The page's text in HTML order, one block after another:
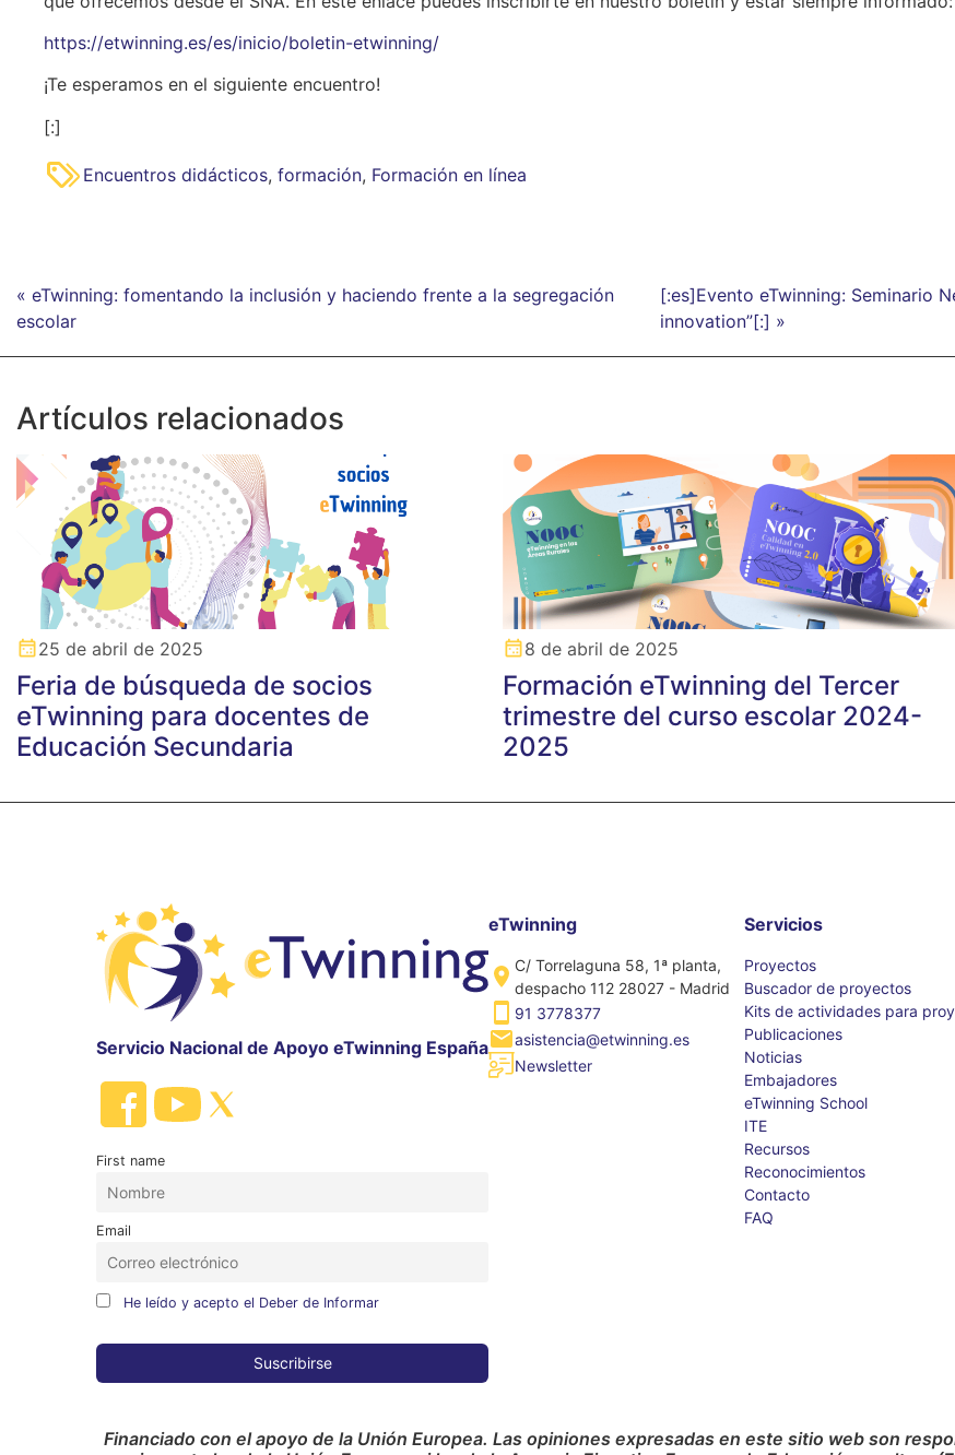
https://etwinning.es/es/inicio/boletin-etwinning/
¡Te esperamos en el siguiente encuentro!
[:]
Encuentros didácticos, formación, Formación en línea
« eTwinning: fomentando la inclusión y haciendo frente a la segregación
escolar
[:es]Evento eTwinning: Seminario
innovation”[:] »
Artículos relacionados
25 de abril de 2025
Feria de búsqueda de socios
eTwinning para docentes de
Educación Secundaria
8 de abril de 2025
Formación eTwinning del Tercer
trimestre del curso escolar 2024-
2025
Servicio Nacional de Apoyo eTwinning España
First name
Email
He leído y acepto el Deber de Informar
eTwinning
C/ Torrelaguna 58, 1ª planta,
despacho 112 28027 - Madrid
91 3778377
asistencia@etwinning.es
Newsletter
Servicios
Proyectos
Buscador de proyectos
Kits de actividades para
Publicaciones
Noticias
Embajadores
eTwinning School
ITE
Recursos
Reconocimientos
Contacto
FAQ
Financiado con el apoyo de la Unión Europea. Las opiniones expresadas en este sitio web son